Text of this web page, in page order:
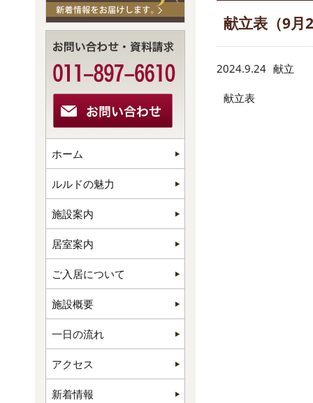
献立表（9月
2024.9.24 献立
献立表 （9
ホーム
ルルドの魅力
施設案内
居室案内
ご入居について
施設概要
一日の流れ
アクセス
新着情報